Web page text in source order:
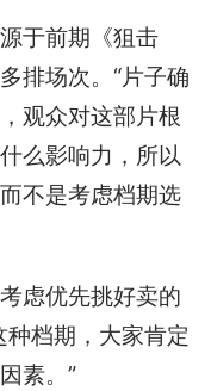
于前期《狙击
排场次。“片子确
观众对这部片根
么影响力，所以
不是考虑档期选
虑优先挑好卖的
档期，大家肯定
素。”